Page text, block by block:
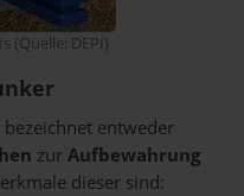
(Quelle: DEPI)
entweder
zurAufbewahrung
dieser sind: